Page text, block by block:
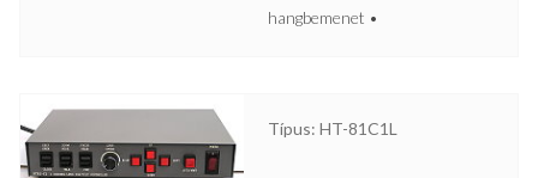
hangbemenet •
Típus: HT-81C1L